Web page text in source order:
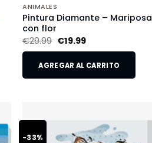
ANIMALES
Pintura Diamante – Mariposa
con flor
€29.99 €19.99
AGREGAR AL CARRITO
-33%